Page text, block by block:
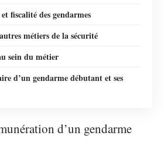
fiscalité des gendarmes
métiers de la sécurité
sein du métier
d’un gendarme débutant et ses
d’un gendarme